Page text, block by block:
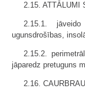
2.15. ATTĀLUMI
2.15.1.
ugunsdrošības,
2.15.2.
jāparedz pretuguns
2.16.